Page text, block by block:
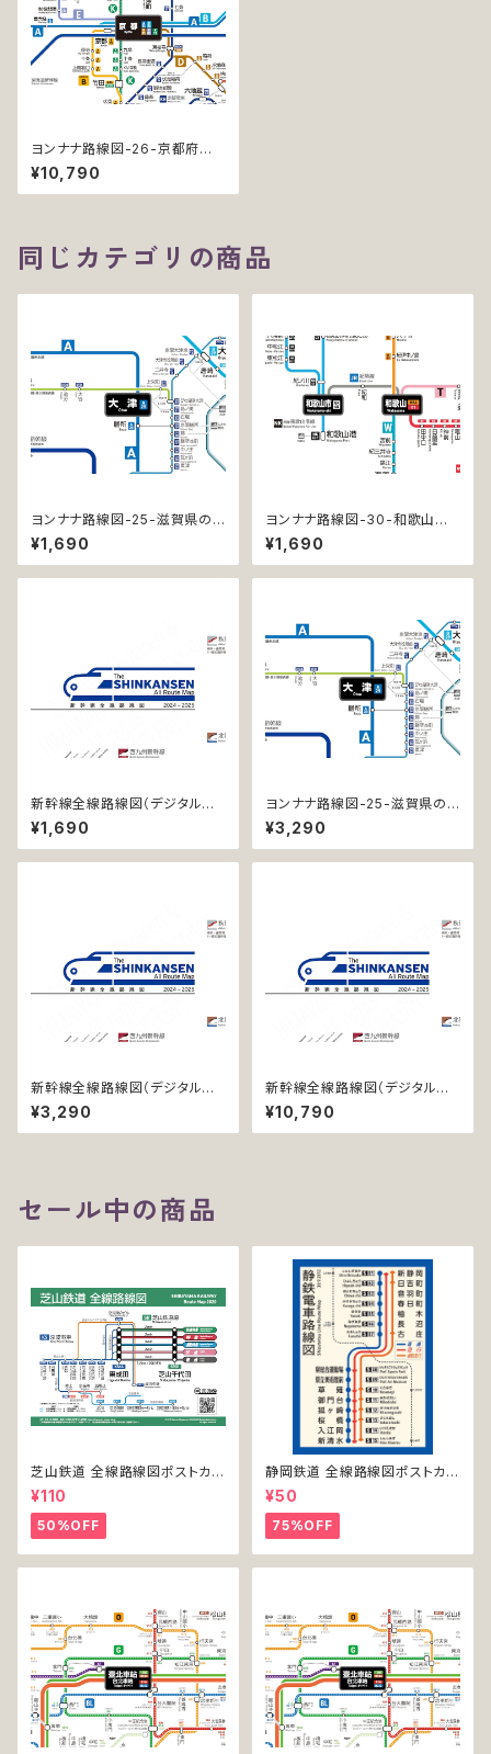
ヨンナナ路線図-26-京都府の
鉄道 (Kyoto / デジタル / PR
O)
¥10,790
同じカテゴリの商品
ヨンナナ路線図-25-滋賀県の
鉄道 (Shiga / デジタル / LT)
¥1,690
ヨンナナ路線図-30-和歌山県
の鉄道 (Wakayama / デジタル
/ LT)
¥1,690
新幹線全線路線図（デジタル版
／LT）
¥1,690
ヨンナナ路線図-25-滋賀県の
鉄道 (Shiga / デジタル / LT-N
C)
¥3,290
新幹線全線路線図（デジタル版
／LT-NC）
¥3,290
新幹線全線路線図（デジタル版
／PRO）
¥10,790
セール中の商品
芝山鉄道 全線路線図ポストカー
ド 2020
¥110
50%OFF
静岡鉄道 全線路線図ポストカー
ド 2017
¥50
75%OFF